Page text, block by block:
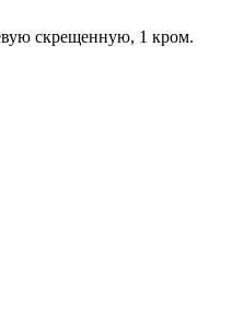
скрещенную, 1 кром.